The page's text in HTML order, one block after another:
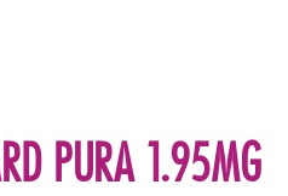
PURA 1.95MG